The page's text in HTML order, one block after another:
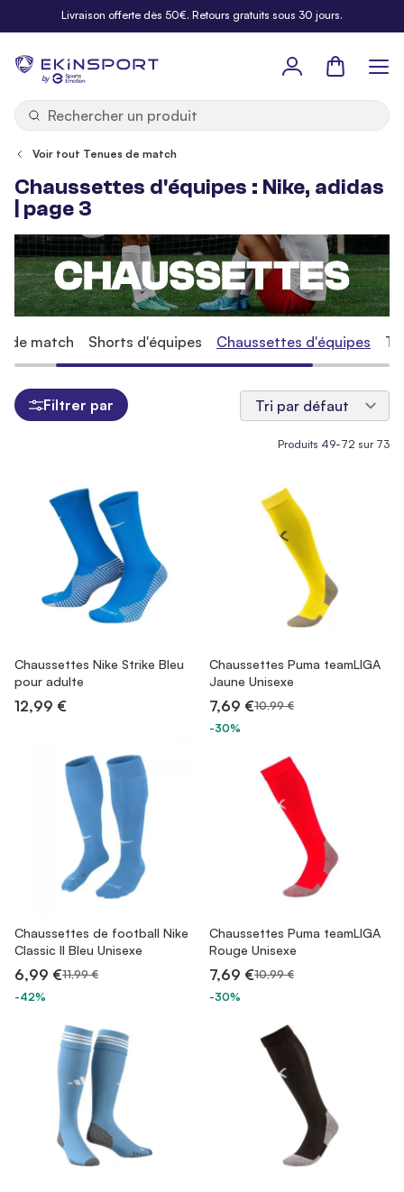
Allez au contenuLivraison offerte dès 50€. Retours gratuits sous 30 jours.
by
Panier
Voir tout Tenues de match
Chaussettes d'équipes : Nike, adidas
| page 3
Produits 49-72 sur 73
Chaussettes Nike Strike Bleu
pour adulte
12,99 €
Chaussettes Puma teamLIGA
Jaune Unisexe
7,69 €10,99 €
-30%
Chaussettes de football Nike
Classic II Bleu Unisexe
6,99 €11,99 €
-42%
Chaussettes Puma teamLIGA
Rouge Unisexe
7,69 €10,99 €
-30%
de match Shorts d'équipes Chaussettes d'équipes
Filtrer par